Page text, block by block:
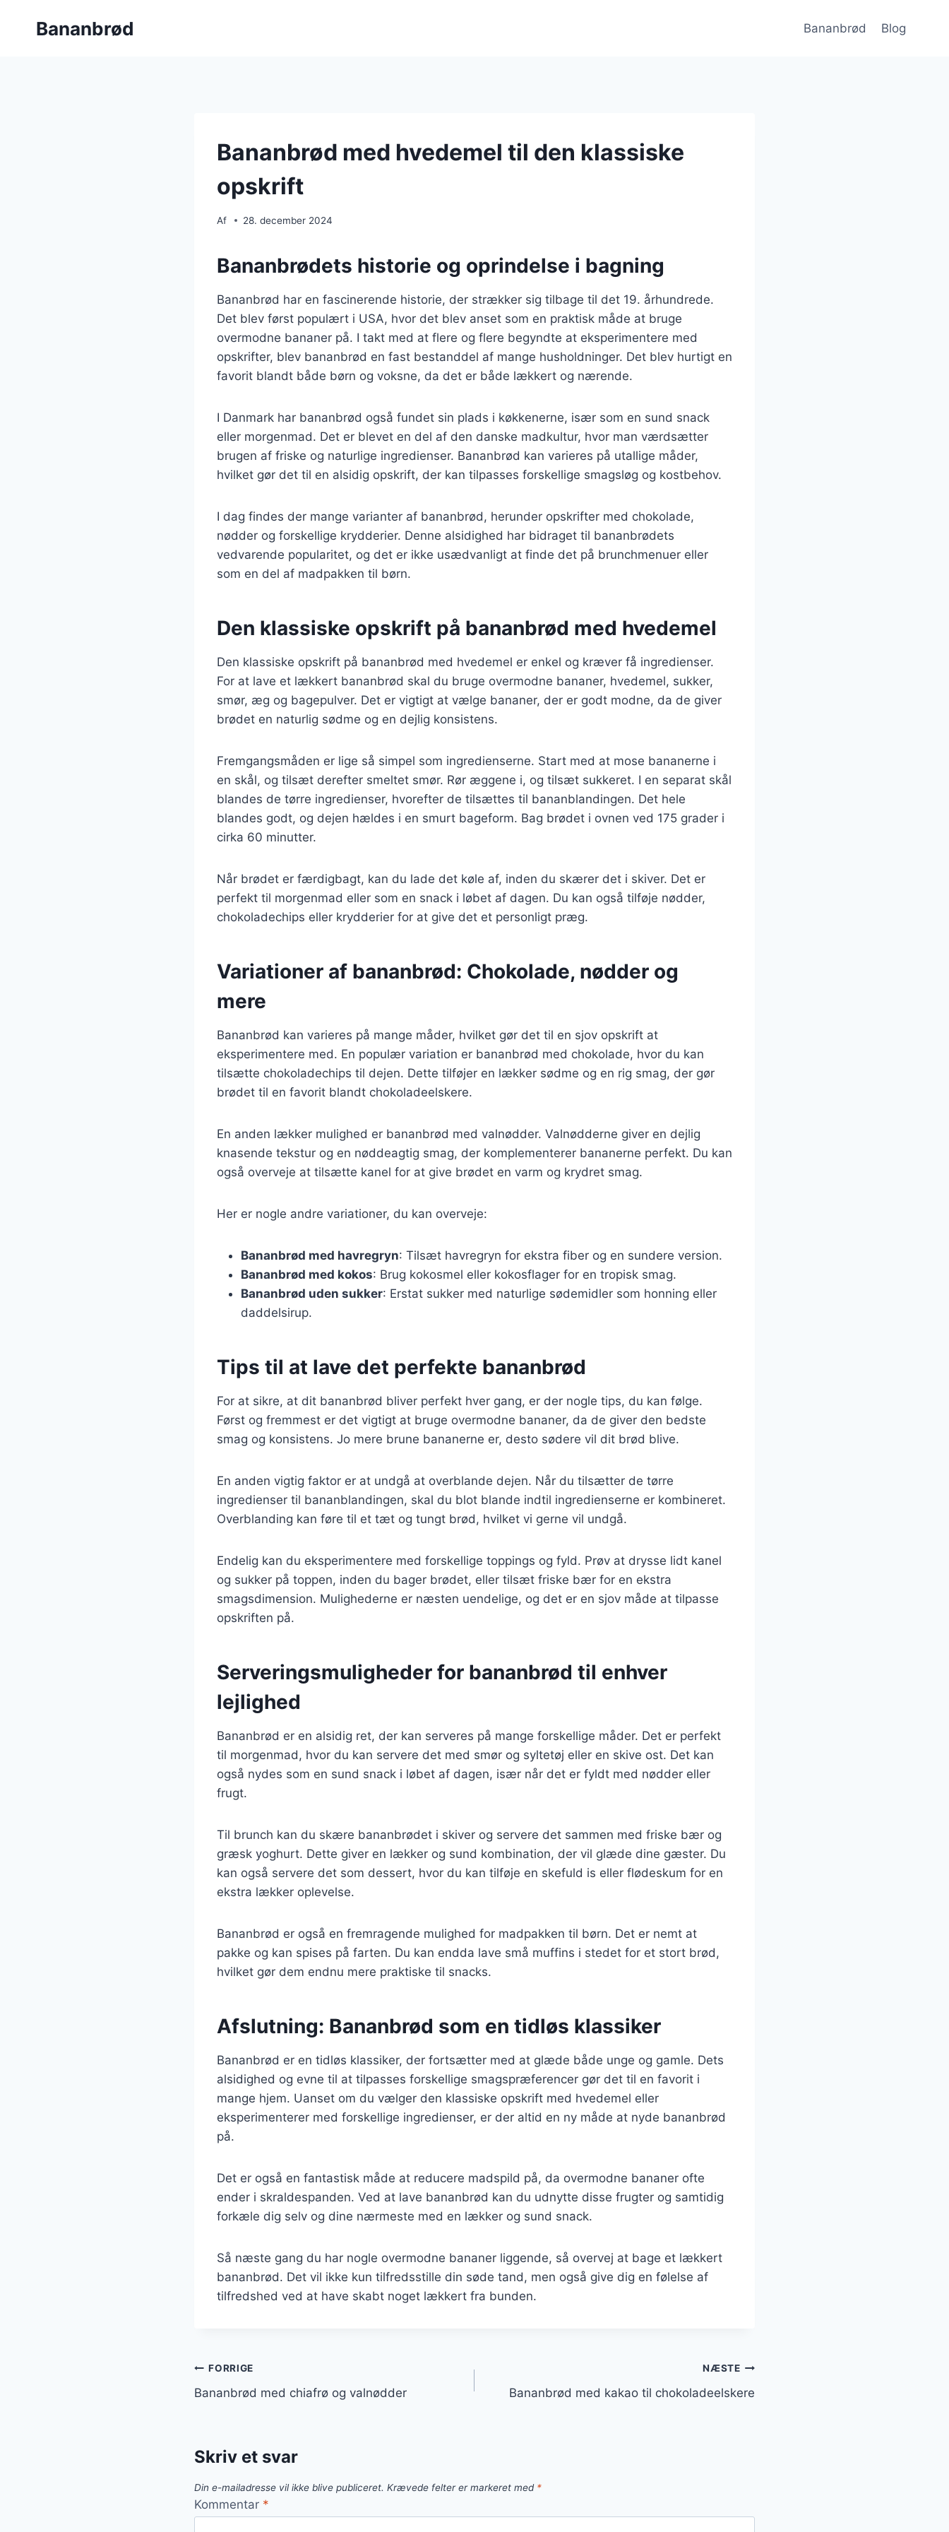
Bananbrød Bananbrød Blog
Bananbrød med hvedemel til den klassiske
opskrift
Af 28. december 2024
Bananbrødets historie og oprindelse i bagning
Bananbrød har en fascinerende historie, der strækker sig tilbage til det 19. århundrede.
Det blev først populært i USA, hvor det blev anset som en praktisk måde at bruge
overmodne bananer på. I takt med at flere og flere begyndte at eksperimentere med
opskrifter, blev bananbrød en fast bestanddel af mange husholdninger. Det blev hurtigt en
favorit blandt både børn og voksne, da det er både lækkert og nærende.
I Danmark har bananbrød også fundet sin plads i køkkenerne, især som en sund snack
eller morgenmad. Det er blevet en del af den danske madkultur, hvor man værdsætter
brugen af friske og naturlige ingredienser. Bananbrød kan varieres på utallige måder,
hvilket gør det til en alsidig opskrift, der kan tilpasses forskellige smagsløg og kostbehov.
I dag findes der mange varianter af bananbrød, herunder opskrifter med chokolade,
nødder og forskellige krydderier. Denne alsidighed har bidraget til bananbrødets
vedvarende popularitet, og det er ikke usædvanligt at finde det på brunchmenuer eller
som en del af madpakken til børn.
Den klassiske opskrift på bananbrød med hvedemel
Den klassiske opskrift på bananbrød med hvedemel er enkel og kræver få ingredienser.
For at lave et lækkert bananbrød skal du bruge overmodne bananer, hvedemel, sukker,
smør, æg og bagepulver. Det er vigtigt at vælge bananer, der er godt modne, da de giver
brødet en naturlig sødme og en dejlig konsistens.
Fremgangsmåden er lige så simpel som ingredienserne. Start med at mose bananerne i
en skål, og tilsæt derefter smeltet smør. Rør æggene i, og tilsæt sukkeret. I en separat skål
blandes de tørre ingredienser, hvorefter de tilsættes til bananblandingen. Det hele
blandes godt, og dejen hældes i en smurt bageform. Bag brødet i ovnen ved 175 grader i
cirka 60 minutter.
Når brødet er færdigbagt, kan du lade det køle af, inden du skærer det i skiver. Det er
perfekt til morgenmad eller som en snack i løbet af dagen. Du kan også tilføje nødder,
chokoladechips eller krydderier for at give det et personligt præg.
Variationer af bananbrød: Chokolade, nødder og
mere
Bananbrød kan varieres på mange måder, hvilket gør det til en sjov opskrift at
eksperimentere med. En populær variation er bananbrød med chokolade, hvor du kan
tilsætte chokoladechips til dejen. Dette tilføjer en lækker sødme og en rig smag, der gør
brødet til en favorit blandt chokoladeelskere.
En anden lækker mulighed er bananbrød med valnødder. Valnødderne giver en dejlig
knasende tekstur og en nøddeagtig smag, der komplementerer bananerne perfekt. Du kan
også overveje at tilsætte kanel for at give brødet en varm og krydret smag.
Her er nogle andre variationer, du kan overveje:
Bananbrød med havregryn: Tilsæt havregryn for ekstra fiber og en sundere version.
Bananbrød med kokos: Brug kokosmel eller kokosflager for en tropisk smag.
Bananbrød uden sukker: Erstat sukker med naturlige sødemidler som honning eller
daddelsirup.
Tips til at lave det perfekte bananbrød
For at sikre, at dit bananbrød bliver perfekt hver gang, er der nogle tips, du kan følge.
Først og fremmest er det vigtigt at bruge overmodne bananer, da de giver den bedste
smag og konsistens. Jo mere brune bananerne er, desto sødere vil dit brød blive.
En anden vigtig faktor er at undgå at overblande dejen. Når du tilsætter de tørre
ingredienser til bananblandingen, skal du blot blande indtil ingredienserne er kombineret.
Overblanding kan føre til et tæt og tungt brød, hvilket vi gerne vil undgå.
Endelig kan du eksperimentere med forskellige toppings og fyld. Prøv at drysse lidt kanel
og sukker på toppen, inden du bager brødet, eller tilsæt friske bær for en ekstra
smagsdimension. Mulighederne er næsten uendelige, og det er en sjov måde at tilpasse
opskriften på.
Serveringsmuligheder for bananbrød til enhver
lejlighed
Bananbrød er en alsidig ret, der kan serveres på mange forskellige måder. Det er perfekt
til morgenmad, hvor du kan servere det med smør og syltetøj eller en skive ost. Det kan
også nydes som en sund snack i løbet af dagen, især når det er fyldt med nødder eller
frugt.
Til brunch kan du skære bananbrødet i skiver og servere det sammen med friske bær og
græsk yoghurt. Dette giver en lækker og sund kombination, der vil glæde dine gæster. Du
kan også servere det som dessert, hvor du kan tilføje en skefuld is eller flødeskum for en
ekstra lækker oplevelse.
Bananbrød er også en fremragende mulighed for madpakken til børn. Det er nemt at
pakke og kan spises på farten. Du kan endda lave små muffins i stedet for et stort brød,
hvilket gør dem endnu mere praktiske til snacks.
Afslutning: Bananbrød som en tidløs klassiker
Bananbrød er en tidløs klassiker, der fortsætter med at glæde både unge og gamle. Dets
alsidighed og evne til at tilpasses forskellige smagspræferencer gør det til en favorit i
mange hjem. Uanset om du vælger den klassiske opskrift med hvedemel eller
eksperimenterer med forskellige ingredienser, er der altid en ny måde at nyde bananbrød
på.
Det er også en fantastisk måde at reducere madspild på, da overmodne bananer ofte
ender i skraldespanden. Ved at lave bananbrød kan du udnytte disse frugter og samtidig
forkæle dig selv og dine nærmeste med en lækker og sund snack.
Så næste gang du har nogle overmodne bananer liggende, så overvej at bage et lækkert
bananbrød. Det vil ikke kun tilfredsstille din søde tand, men også give dig en følelse af
tilfredshed ved at have skabt noget lækkert fra bunden.
Indlægsnavigation
FORRIGE
Bananbrød med chiafrø og valnødder
NÆSTE
Bananbrød med kakao til chokoladeelskere
Skriv et svar
Din e-mailadresse vil ikke blive publiceret. Krævede felter er markeret med *
Kommentar *